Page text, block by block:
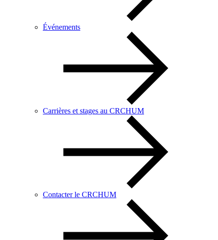
Événements
Carrières et stages au CRCHUM
Contacter le CRCHUM